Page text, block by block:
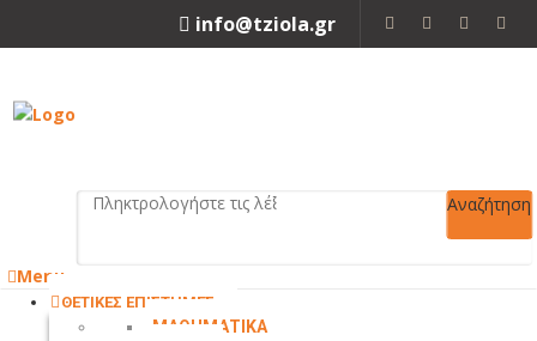
info@tziola.gr
Αναζήτηση
Menu
ΘΕΤΙΚΕΣ ΕΠΙΣΤΗΜΕΣ
ΜΑΘΗΜΑΤΙΚΑ